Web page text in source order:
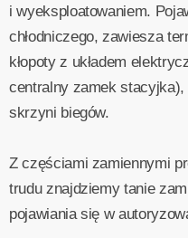
i wyeksploatowaniem.
chłodniczego, zawiesza
kłopoty z układem
centralny zamek stacyjka),
skrzyni biegów.
Z częściami zamiennymi
trudu znajdziemy tanie
pojawiania się w